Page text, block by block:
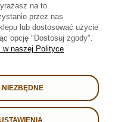
piątku godz. 9:00 - 16:00
yerba mate • prezenty i kosze
we współpracy z:
na to
przez nas
lub dostosować użycie
opcję "Dostosuj zgody".
w naszej Polityce